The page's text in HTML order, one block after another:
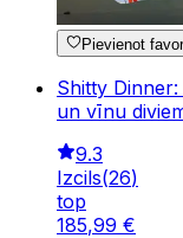
Pievienot
Shitty
un vīnu
9.3
Izcils(26)
top
185,99 €